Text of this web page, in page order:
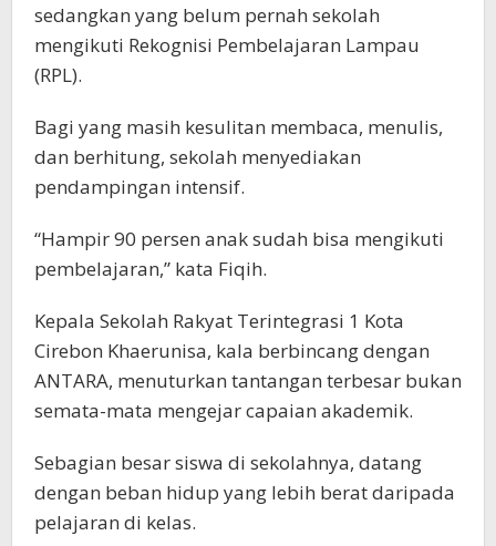
sedangkan yang belum pernah sekolah
mengikuti Rekognisi Pembelajaran Lampau
(RPL).
Bagi yang masih kesulitan membaca, menulis,
dan berhitung, sekolah menyediakan
pendampingan intensif.
“Hampir 90 persen anak sudah bisa mengikuti
pembelajaran,” kata Fiqih.
Kepala Sekolah Rakyat Terintegrasi 1 Kota
Cirebon Khaerunisa, kala berbincang dengan
ANTARA, menuturkan tantangan terbesar bukan
semata-mata mengejar capaian akademik.
Sebagian besar siswa di sekolahnya, datang
dengan beban hidup yang lebih berat daripada
pelajaran di kelas.